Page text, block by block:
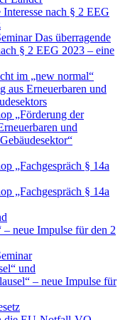
nach § 2 EEG
Das überragende
§ 2 EEG 2023 – eine
im „new normal“
aus Erneuerbaren und
„Förderung der
und
„Fachgespräch § 14a
„Fachgespräch § 14a
– neue Impulse für den 2
und
– neue Impulse für